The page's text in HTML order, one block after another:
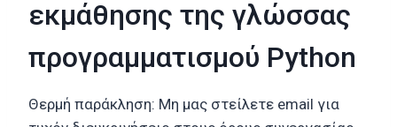
εκμάθησης της γλώσσας
προγραμματισμού Python
Θερμή παράκληση: Μη μας στείλετε email για